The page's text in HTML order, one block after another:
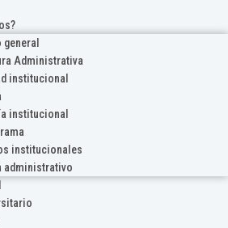
general
Administrativa
institucional
institucional
institucionales
administrativo